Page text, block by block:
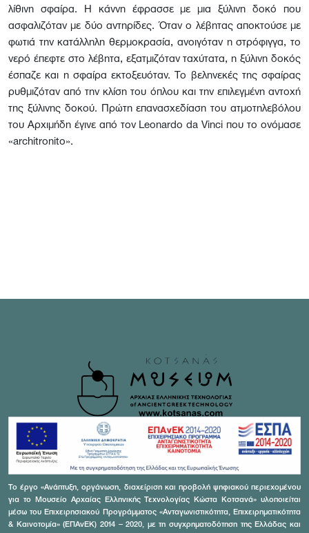
λίθινη σφαίρα. Η κάννη έφρασσε με μια ξύλινη δοκό που
ασφαλιζόταν με δύο αντηρίδες. Όταν ο λέβητας αποκτούσε με
φωτιά την κατάλληλη θερμοκρασία, ανοιγόταν η στρόφιγγα, το
νερό έπεφτε στο λέβητα, εξατμιζόταν ταχύτατα, η ξύλινη δοκός
έσπαζε και η σφαίρα εκτοξευόταν. Το βεληνεκές της σφαίρας
ρυθμιζόταν από την κλίση του όπλου και την επιλεγμένη αντοχή
της ξύλινης δοκού. Πρώτη επανασχεδίαση του ατμοτηλεβόλου
του Αρχιμήδη έγινε από τον Leonardo da Vinci που το ονόμασε
«architronito».
Το έργο «Ανάπτυξη, οργάνωση, διαχείριση και προβολή ψηφιακού περιεχομένου
για το Μουσείο Αρχαίας Ελληνικής Τεχνολογίας Κώστα Κοτσανά» υλοποιείται
μέσω του Επιχειρησιακού Προγράμματος «Ανταγωνιστικότητα, Επιχειρηματικότητα
& Καινοτομία» (ΕΠΑνΕΚ) 2014 – 2020, με τη συγχρηματοδότηση της Ελλάδας και